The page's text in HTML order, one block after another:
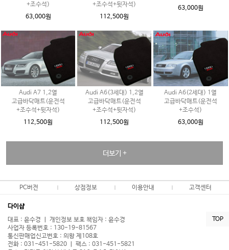
+조수석)
63,000원
+조수석+뒷자석)
112,500원
63,000원
Audi A7 1,2열
고급바닥매트(운전석
+조수석+뒷자석)
112,500원
Audi A6(3세대) 1,2열
고급바닥매트(운전석
+조수석+뒷자석)
112,500원
Audi A6(2세대) 1열
고급바닥매트(운전석
+조수석)
63,000원
더보기 +
PC버전 상점정보 이용안내 고객센터
다이샵
대표 : 윤수경 ㅣ 개인정보 보호 책임자 : 윤수경
사업자 등록번호 : 130-19-81567
통신판매업신고번호 : 의왕 제108호
전화 : 031-451-5820 ㅣ 팩스 : 031-451-5821
TOP